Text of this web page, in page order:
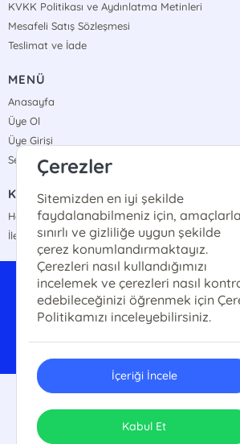
KVKK Politikası ve Aydınlatma Metinleri
Mesafeli Satış Sözleşmesi
Teslimat ve İade
MENÜ
Anasayfa
Üye Ol
Üye Girişi
Sepetim
KURUMSAL
Hakkımızda
İletişim
0542 324 89 34
2025 Anayurt Kitap |Kitap Fuarı
Kitap10tl. Her hakkı
Tasarım & Uygulama
Çerezler
Sitemizden en iyi şekilde
faydalanabilmeniz için, amaçlarla
sınırlı ve gizliliğe uygun şekilde
çerez konumlandırmaktayız.
Çerezleri nasıl kullandığımızı
incelemek ve çerezleri nasıl
edebileceğinizi öğrenmek için
Politikamızı inceleyebilirsiniz.
İçeriği İncele
Kabul Et